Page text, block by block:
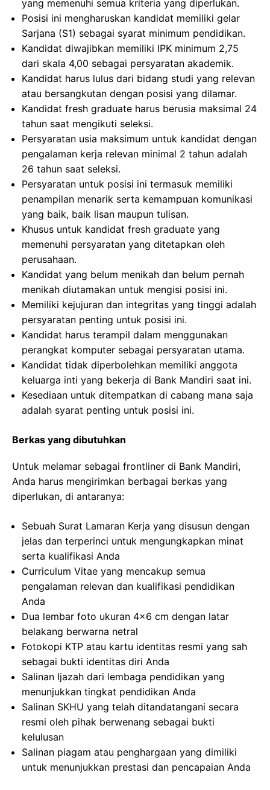
yang memenuhi semua kriteria yang diperlukan.
Posisi ini mengharuskan kandidat memiliki gelar
Sarjana (S1) sebagai syarat minimum pendidikan.
Kandidat diwajibkan memiliki IPK minimum 2,75
dari skala 4,00 sebagai persyaratan akademik.
Kandidat harus lulus dari bidang studi yang relevan
atau bersangkutan dengan posisi yang dilamar.
Kandidat fresh graduate harus berusia maksimal 24
tahun saat mengikuti seleksi.
Persyaratan usia maksimum untuk kandidat dengan
pengalaman kerja relevan minimal 2 tahun adalah
26 tahun saat seleksi.
Persyaratan untuk posisi ini termasuk memiliki
penampilan menarik serta kemampuan komunikasi
yang baik, baik lisan maupun tulisan.
Khusus untuk kandidat fresh graduate yang
memenuhi persyaratan yang ditetapkan oleh
perusahaan.
Kandidat yang belum menikah dan belum pernah
menikah diutamakan untuk mengisi posisi ini.
Memiliki kejujuran dan integritas yang tinggi adalah
persyaratan penting untuk posisi ini.
Kandidat harus terampil dalam menggunakan
perangkat komputer sebagai persyaratan utama.
Kandidat tidak diperbolehkan memiliki anggota
keluarga inti yang bekerja di Bank Mandiri saat ini.
Kesediaan untuk ditempatkan di cabang mana saja
adalah syarat penting untuk posisi ini.
Berkas yang dibutuhkan
Untuk melamar sebagai frontliner di Bank Mandiri,
Anda harus mengirimkan berbagai berkas yang
diperlukan, di antaranya:
Sebuah Surat Lamaran Kerja yang disusun dengan
jelas dan terperinci untuk mengungkapkan minat
serta kualifikasi Anda
Curriculum Vitae yang mencakup semua
pengalaman relevan dan kualifikasi pendidikan
Anda
Dua lembar foto ukuran 4×6 cm dengan latar
belakang berwarna netral
Fotokopi KTP atau kartu identitas resmi yang sah
sebagai bukti identitas diri Anda
Salinan Ijazah dari lembaga pendidikan yang
menunjukkan tingkat pendidikan Anda
Salinan SKHU yang telah ditandatangani secara
resmi oleh pihak berwenang sebagai bukti
kelulusan
Salinan piagam atau penghargaan yang dimiliki
untuk menunjukkan prestasi dan pencapaian Anda